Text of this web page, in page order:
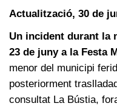
Actualització, 30 de
Un incident durant la
23 de juny a la Festa
menor del municipi
posteriorment
consultat La Bústia,